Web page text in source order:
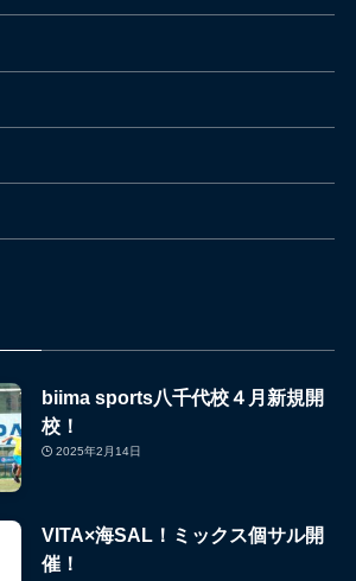
biima sports八千代校４月新規開
校！
2025年2月14日
VITA×海SAL！ミックス個サル開
催！